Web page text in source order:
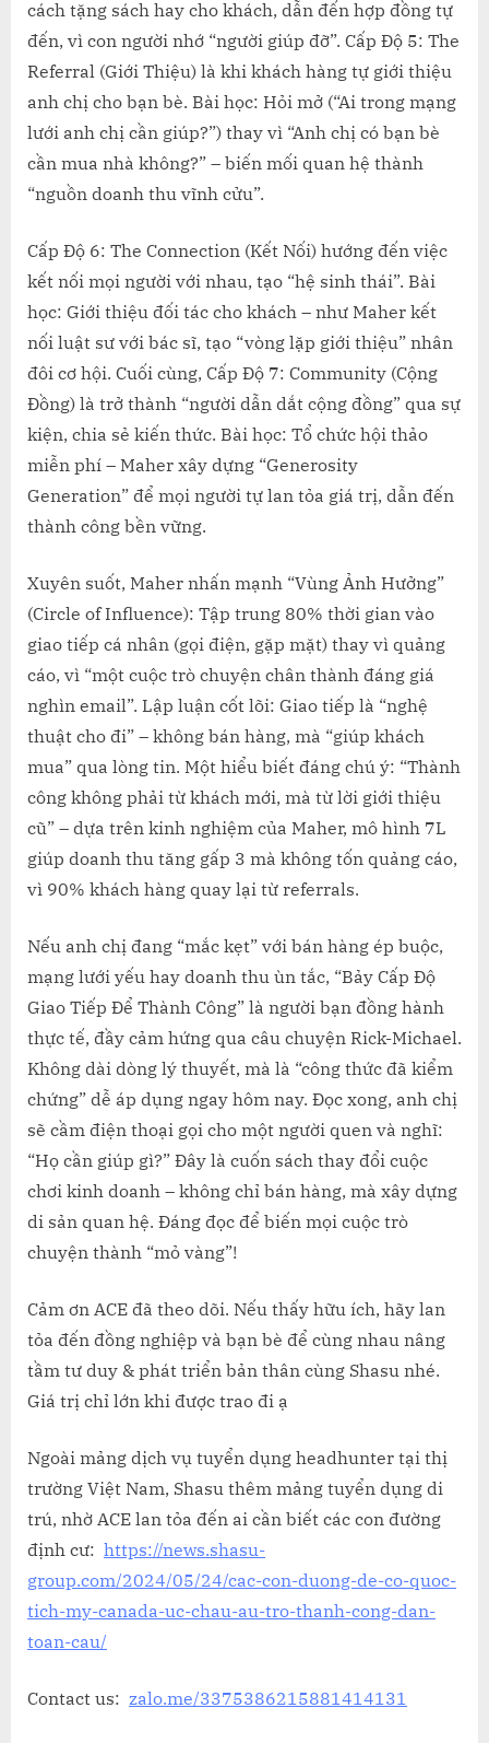
cách tặng sách hay cho khách, dẫn đến hợp đồng tự
đến, vì con người nhớ “người giúp đỡ”. Cấp Độ 5: The
Referral (Giới Thiệu) là khi khách hàng tự giới thiệu
anh chị cho bạn bè. Bài học: Hỏi mở (“Ai trong mạng
lưới anh chị cần giúp?”) thay vì “Anh chị có bạn bè
cần mua nhà không?” – biến mối quan hệ thành
“nguồn doanh thu vĩnh cửu”.
Cấp Độ 6: The Connection (Kết Nối) hướng đến việc
kết nối mọi người với nhau, tạo “hệ sinh thái”. Bài
học: Giới thiệu đối tác cho khách – như Maher kết
nối luật sư với bác sĩ, tạo “vòng lặp giới thiệu” nhân
đôi cơ hội. Cuối cùng, Cấp Độ 7: Community (Cộng
Đồng) là trở thành “người dẫn dắt cộng đồng” qua sự
kiện, chia sẻ kiến thức. Bài học: Tổ chức hội thảo
miễn phí – Maher xây dựng “Generosity
Generation” để mọi người tự lan tỏa giá trị, dẫn đến
thành công bền vững.
Xuyên suốt, Maher nhấn mạnh “Vùng Ảnh Hưởng”
(Circle of Influence): Tập trung 80% thời gian vào
giao tiếp cá nhân (gọi điện, gặp mặt) thay vì quảng
cáo, vì “một cuộc trò chuyện chân thành đáng giá
nghìn email”. Lập luận cốt lõi: Giao tiếp là “nghệ
thuật cho đi” – không bán hàng, mà “giúp khách
mua” qua lòng tin. Một hiểu biết đáng chú ý: “Thành
công không phải từ khách mới, mà từ lời giới thiệu
cũ” – dựa trên kinh nghiệm của Maher, mô hình 7L
giúp doanh thu tăng gấp 3 mà không tốn quảng cáo,
vì 90% khách hàng quay lại từ referrals.
Nếu anh chị đang “mắc kẹt” với bán hàng ép buộc,
mạng lưới yếu hay doanh thu ùn tắc, “Bảy Cấp Độ
Giao Tiếp Để Thành Công” là người bạn đồng hành
thực tế, đầy cảm hứng qua câu chuyện Rick-Michael.
Không dài dòng lý thuyết, mà là “công thức đã kiểm
chứng” dễ áp dụng ngay hôm nay. Đọc xong, anh chị
sẽ cầm điện thoại gọi cho một người quen và nghĩ:
“Họ cần giúp gì?” Đây là cuốn sách thay đổi cuộc
chơi kinh doanh – không chỉ bán hàng, mà xây dựng
di sản quan hệ. Đáng đọc để biến mọi cuộc trò
chuyện thành “mỏ vàng”!
Cảm ơn ACE đã theo dõi. Nếu thấy hữu ích, hãy lan
tỏa đến đồng nghiệp và bạn bè để cùng nhau nâng
tầm tư duy & phát triển bản thân cùng Shasu nhé.
Giá trị chỉ lớn khi được trao đi ạ
Ngoài mảng dịch vụ tuyển dụng headhunter tại thị
trường Việt Nam, Shasu thêm mảng tuyển dụng di
trú, nhờ ACE lan tỏa đến ai cần biết các con đường
định cư: https://news.shasu-
group.com/2024/05/24/cac-con-duong-de-co-quoc-
tich-my-canada-uc-chau-au-tro-thanh-cong-dan-
toan-cau/
Contact us: zalo.me/3375386215881414131